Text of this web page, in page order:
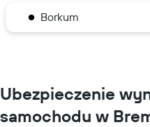
Borkum
Ubezpieczenie
samochodu w